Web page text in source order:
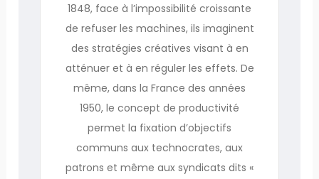
1848, face à l’impossibilité croissante
de refuser les machines, ils imaginent
des stratégies créatives visant à en
atténuer et à en réguler les effets. De
même, dans la France des années
1950, le concept de productivité
permet la fixation d’objectifs
communs aux technocrates, aux
patrons et même aux syndicats dits «